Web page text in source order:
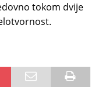
tokom dvije